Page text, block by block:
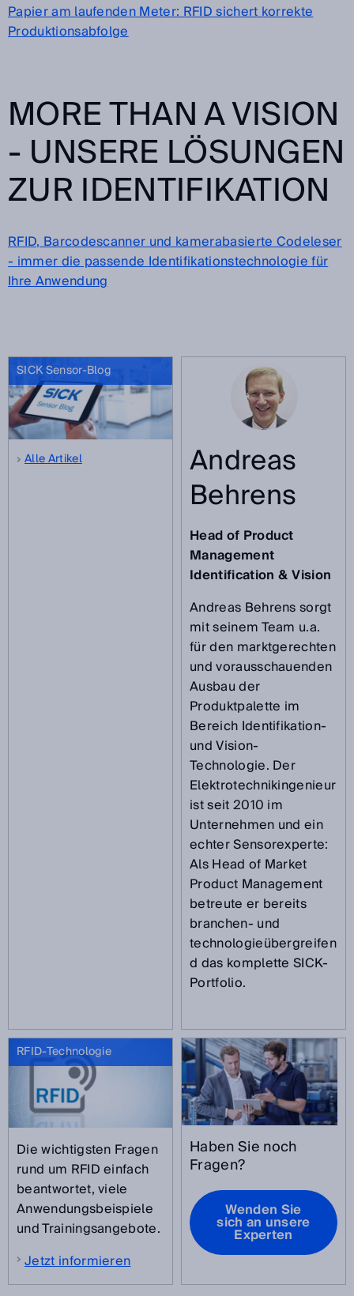
Papier am laufenden Meter: RFID sichert korrekte
Produktionsabfolge
MORE THAN A VISION
- UNSERE LÖSUNGEN
ZUR IDENTIFIKATION
RFID, Barcodescanner und kamerabasierte Codeleser
- immer die passende Identifikationstechnologie für
Ihre Anwendung
SICK Sensor-Blog
Alle Artikel Andreas
Behrens
Head of Product
Management
Identification & Vision
Andreas Behrens sorgt
mit seinem Team u.a.
für den marktgerechten
und vorausschauenden
Ausbau der
Produktpalette im
Bereich Identifikation-
und Vision-
Technologie. Der
Elektrotechnikingenieur
ist seit 2010 im
Unternehmen und ein
echter Sensorexperte:
Als Head of Market
Product Management
betreute er bereits
branchen- und
technologieübergreifen
d das komplette SICK-
Portfolio.
RFID-Technologie
Die wichtigsten Fragen
rund um RFID einfach
beantwortet, viele
Anwendungsbeispiele
und Trainingsangebote.
Jetzt informieren
Haben Sie noch
Fragen?
Wenden Sie
sich an unsere
Experten